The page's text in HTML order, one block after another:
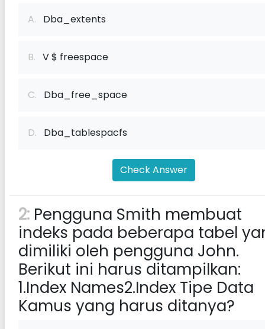
A. Dba_extents
B. V $ freespace
C. Dba_free_space
D. Dba_tablespacfs
Check Answer
2: Pengguna Smith membuat
indeks pada beberapa tabel
dimiliki oleh pengguna John.
Berikut ini harus ditampilkan:
1.Index Names2.Index Tipe Data
Kamus yang harus ditanya?